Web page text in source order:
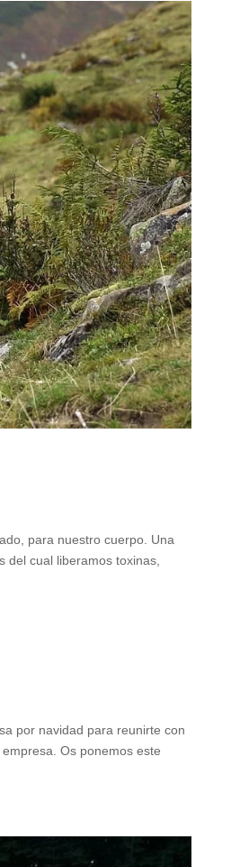
para nuestro cuerpo. Una
del cual liberamos toxinas,
por navidad para reunirte con
Os ponemos este